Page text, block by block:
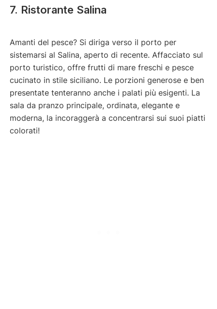
7. Ristorante Salina
Amanti del pesce? Si diriga verso il porto per
sistemarsi al Salina, aperto di recente. Affacciato sul
porto turistico, offre frutti di mare freschi e pesce
cucinato in stile siciliano. Le porzioni generose e ben
presentate tenteranno anche i palati più esigenti. La
sala da pranzo principale, ordinata, elegante e
moderna, la incoraggerà a concentrarsi sui suoi piatti
colorati!